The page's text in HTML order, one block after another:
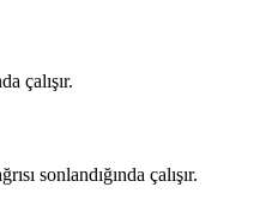
çalışır.
sonlandığında çalışır.